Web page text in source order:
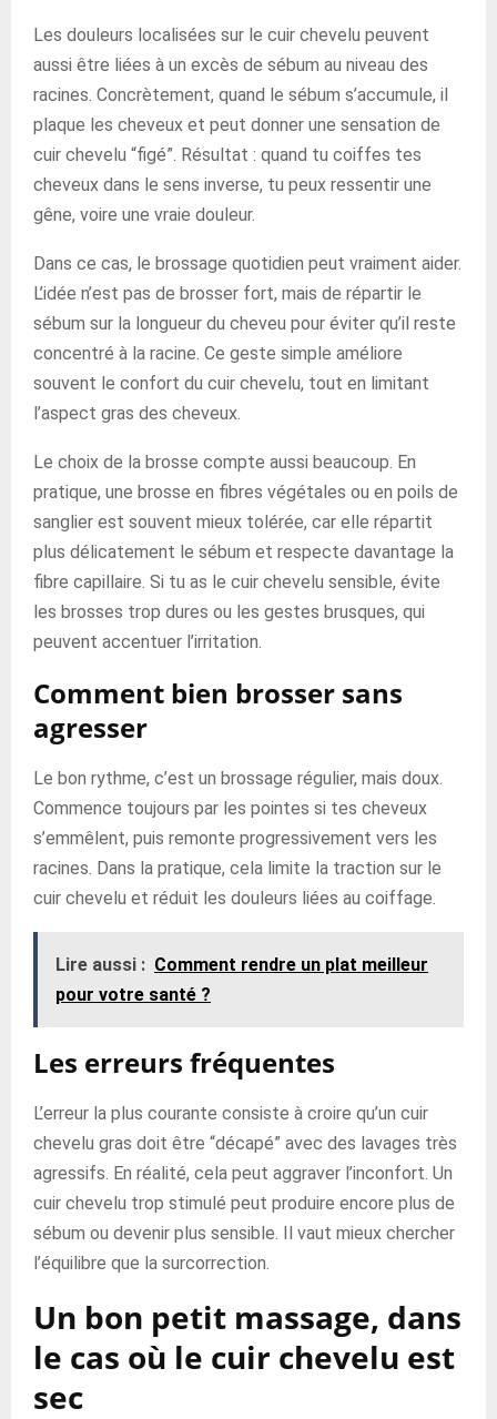
Les douleurs localisées sur le cuir chevelu peuvent
aussi être liées à un excès de sébum au niveau des
racines. Concrètement, quand le sébum s’accumule, il
plaque les cheveux et peut donner une sensation de
cuir chevelu “figé”. Résultat : quand tu coiffes tes
cheveux dans le sens inverse, tu peux ressentir une
gêne, voire une vraie douleur.
Dans ce cas, le brossage quotidien peut vraiment aider.
L’idée n’est pas de brosser fort, mais de répartir le
sébum sur la longueur du cheveu pour éviter qu’il reste
concentré à la racine. Ce geste simple améliore
souvent le confort du cuir chevelu, tout en limitant
l’aspect gras des cheveux.
Le choix de la brosse compte aussi beaucoup. En
pratique, une brosse en fibres végétales ou en poils de
sanglier est souvent mieux tolérée, car elle répartit
plus délicatement le sébum et respecte davantage la
fibre capillaire. Si tu as le cuir chevelu sensible, évite
les brosses trop dures ou les gestes brusques, qui
peuvent accentuer l’irritation.
Comment bien brosser sans
agresser
Le bon rythme, c’est un brossage régulier, mais doux.
Commence toujours par les pointes si tes cheveux
s’emmêlent, puis remonte progressivement vers les
racines. Dans la pratique, cela limite la traction sur le
cuir chevelu et réduit les douleurs liées au coiffage.
Lire aussi : Comment rendre un plat meilleur
pour votre santé ?
Les erreurs fréquentes
L’erreur la plus courante consiste à croire qu’un cuir
chevelu gras doit être “décapé” avec des lavages très
agressifs. En réalité, cela peut aggraver l’inconfort. Un
cuir chevelu trop stimulé peut produire encore plus de
sébum ou devenir plus sensible. Il vaut mieux chercher
l’équilibre que la surcorrection.
Un bon petit massage, dans
le cas où le cuir chevelu est
sec